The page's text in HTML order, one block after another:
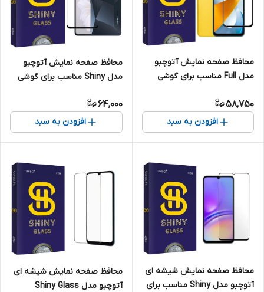
محافظ صفحه نمایش آتوچبو
مدل Full مناسب برای گوشی
58,750
افزودن به سبد
محافظ صفحه نمایش آتوچبو
مدل Shiny مناسب برای گوشی
64,000
افزودن به سبد
محافظ صفحه نمایش شیشه ای
آتوچبو مدل Shiny مناسب برای
محافظ صفحه نمایش شیشه ای
آتوچبو مدل Shiny Glass